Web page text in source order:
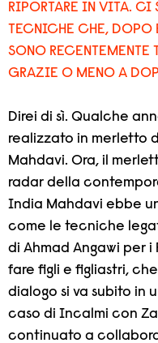
RIPORTARE IN VITA. CI
TECNICHE CHE, DOPO
SONO RECENTEMENTE
GRAZIE O MENO A
Direi di sì. Qualche
realizzato in merletto
Mahdavi. Ora, il
radar della
India Mahdavi ebbe
come le tecniche
di Ahmad Angawi per i
fare figli e figliastri,
dialogo si va subito in
caso di Incalmi con
continuato a